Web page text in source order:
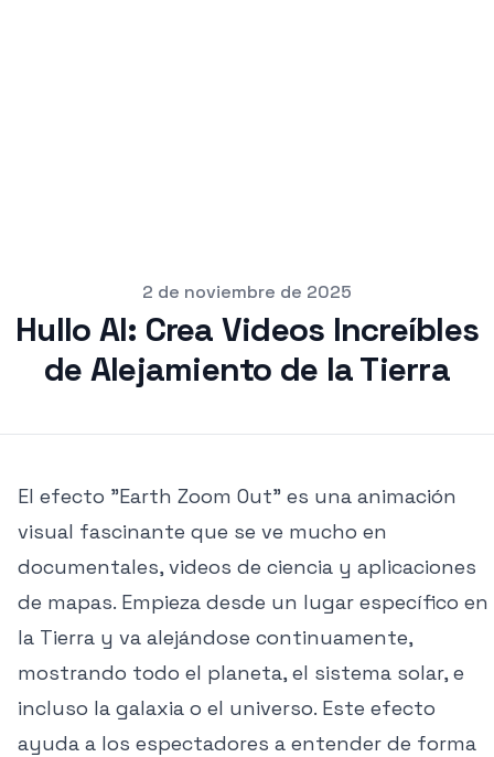
2 de noviembre de 2025
Hullo AI: Crea Videos Increíbles
de Alejamiento de la Tierra
El efecto "Earth Zoom Out" es una animación
visual fascinante que se ve mucho en
documentales, videos de ciencia y aplicaciones
de mapas. Empieza desde un lugar específico en
la Tierra y va alejándose continuamente,
mostrando todo el planeta, el sistema solar, e
incluso la galaxia o el universo. Este efecto
ayuda a los espectadores a entender de forma